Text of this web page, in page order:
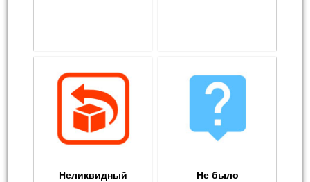
Неликвидный
Не было